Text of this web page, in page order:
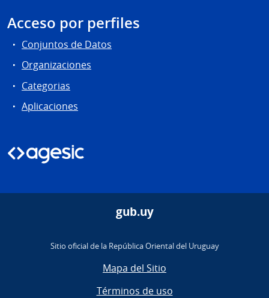
Acceso por perfiles
Conjuntos de Datos
Organizaciones
Categorias
Aplicaciones
gub.uy
Sitio oficial de la República Oriental del Uruguay
Mapa del Sitio
Términos de uso